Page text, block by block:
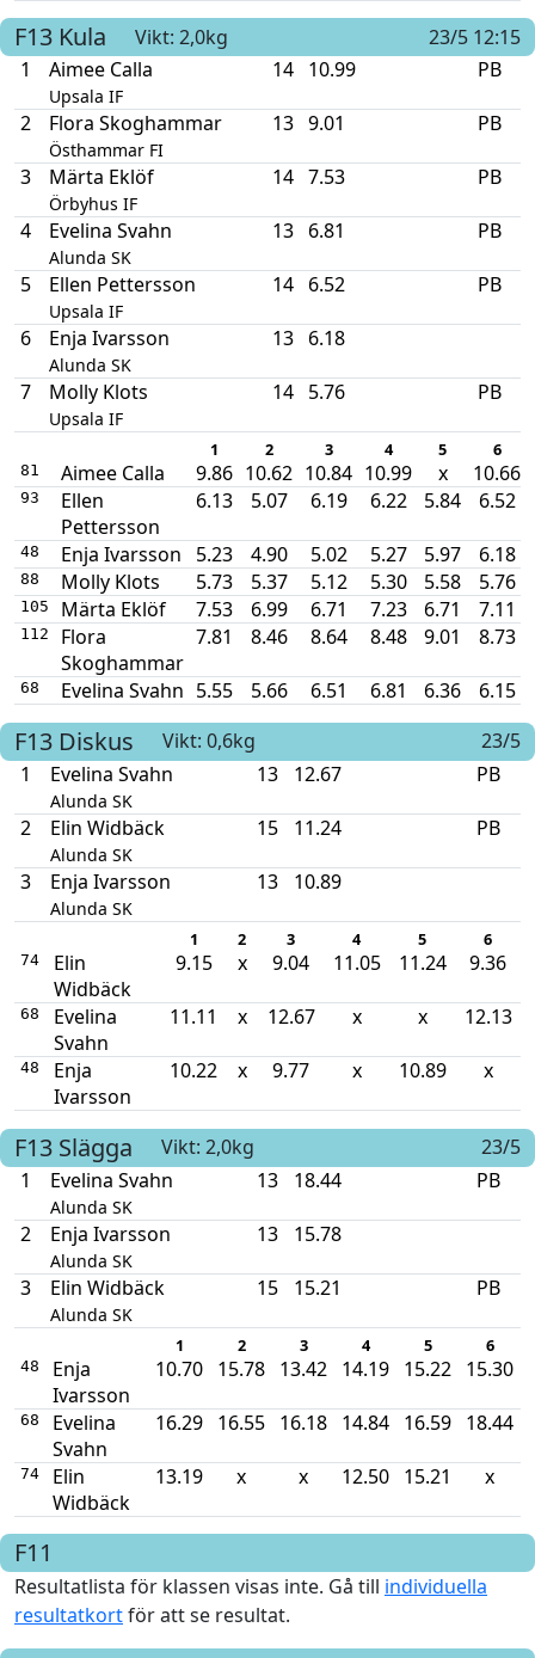
F13 Kula Vikt: 2,0kg
23/5 12:15
1
Aimee Calla
Upsala IF
14 10.99 PB
2 Flora Skoghammar
Östhammar FI
13 9.01 PB
3 Märta Eklöf
Örbyhus IF
14 7.53 PB
4 Evelina Svahn
Alunda SK
13 6.81 PB
5 Ellen Pettersson
Upsala IF
14 6.52 PB
6 Enja Ivarsson
Alunda SK
13 6.18
7 Molly Klots
Upsala IF
14 5.76 PB
1 2 3 4 5 6
81 Aimee Calla 9.86 10.62 10.84 10.99 x 10.66
93
Ellen
Pettersson
6.13 5.07 6.19 6.22 5.84 6.52
48 Enja Ivarsson 5.23 4.90 5.02 5.27 5.97 6.18
88 Molly Klots 5.73 5.37 5.12 5.30 5.58 5.76
105 Märta Eklöf 7.53 6.99 6.71 7.23 6.71 7.11
112
Flora
Skoghammar
7.81 8.46 8.64 8.48 9.01 8.73
68 Evelina Svahn 5.55 5.66 6.51 6.81 6.36 6.15
F13 Diskus Vikt: 0,6kg
23/5
1
Evelina Svahn
Alunda SK
13 12.67 PB
2 Elin Widbäck
Alunda SK
15 11.24 PB
3 Enja Ivarsson
Alunda SK
13 10.89
1 2 3 4 5 6
74
Elin
Widbäck
9.15 x 9.04 11.05 11.24 9.36
68
Evelina
Svahn
11.11 x 12.67 x x 12.13
48
Enja
Ivarsson
10.22 x 9.77 x 10.89 x
F13 Slägga Vikt: 2,0kg
23/5
1
Evelina Svahn
Alunda SK
13 18.44 PB
2 Enja Ivarsson
Alunda SK
13 15.78
3 Elin Widbäck
Alunda SK
15 15.21 PB
1 2 3 4 5 6
48
Enja
Ivarsson
10.70 15.78 13.42 14.19 15.22 15.30
68
Evelina
Svahn
16.29 16.55 16.18 14.84 16.59 18.44
74
Elin
Widbäck
13.19 x x 12.50 15.21 x
F11
Resultatlista för klassen visas inte. Gå till individuella
resultatkortför att se resultat.